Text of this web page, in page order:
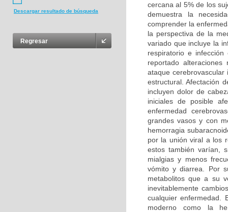
Descargar resultado de búsqueda
Regresar
cercana al 5% de los
demuestra la
comprender la
la perspectiva de la
variado que incluye la
respiratorio e
reportado alteraciones
ataque cerebrovascular
estructural. Afectación
incluyen dolor de
iniciales de posible
enfermedad
grandes vasos y con
hemorragia
por la unión viral a los
estos también varían,
mialgias y menos
vómito y diarrea. Por
metabolitos que a su
inevitablemente
cualquier enfermedad.
moderno como la